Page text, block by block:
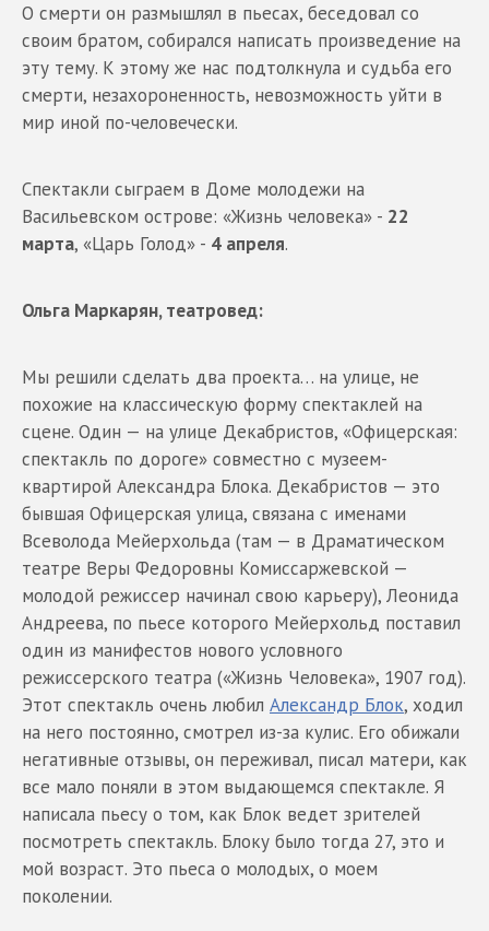
О смерти он размышлял в пьесах, беседовал со
своим братом, собирался написать произведение на
эту тему. К этому же нас подтолкнула и судьба его
смерти, незахороненность, невозможность уйти в
мир иной по-человечески.
Спектакли сыграем в Доме молодежи на
Васильевском острове: «Жизнь человека» - 22
марта, «Царь Голод» - 4 апреля.
Ольга Маркарян, театровед:
Мы решили сделать два проекта… на улице, не
похожие на классическую форму спектаклей на
сцене. Один — на улице Декабристов, «Офицерская:
спектакль по дороге» совместно с музеем-
квартирой Александра Блока. Декабристов — это
бывшая Офицерская улица, связана с именами
Всеволода Мейерхольда (там — в Драматическом
театре Веры Федоровны Комиссаржевской —
молодой режиссер начинал свою карьеру), Леонида
Андреева, по пьесе которого Мейерхольд поставил
один из манифестов нового условного
режиссерского театра («Жизнь Человека», 1907 год).
Этот спектакль очень любил Александр Блок, ходил
на него постоянно, смотрел из-за кулис. Его обижали
негативные отзывы, он переживал, писал матери, как
все мало поняли в этом выдающемся спектакле. Я
написала пьесу о том, как Блок ведет зрителей
посмотреть спектакль. Блоку было тогда 27, это и
мой возраст. Это пьеса о молодых, о моем
поколении.